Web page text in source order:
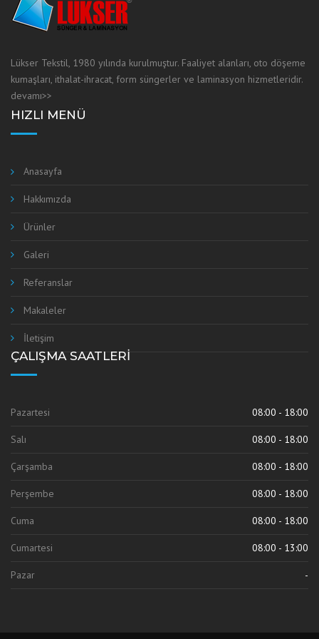
Lükser Tekstil, 1980 yılında kurulmuştur. Faaliyet alanları, oto döşeme
kumaşları, ithalat-ihracat, form süngerler ve laminasyon hizmetleridir.
devamı>>
HIZLI MENÜ
Anasayfa
Hakkımızda
Ürünler
Galeri
Referanslar
Makaleler
İletişim
ÇALIŞMA SAATLERI
Pazartesi 08:00 - 18:00
Salı 08:00 - 18:00
Çarşamba 08:00 - 18:00
Perşembe 08:00 - 18:00
Cuma 08:00 - 18:00
Cumartesi 08:00 - 13:00
Pazar -